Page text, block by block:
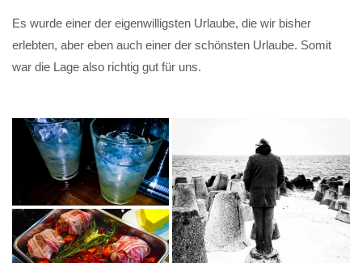
Es wurde einer der eigenwilligsten Urlaube, die wir bisher
erlebten, aber eben auch einer der schönsten Urlaube. Somit
war die Lage also richtig gut für uns.